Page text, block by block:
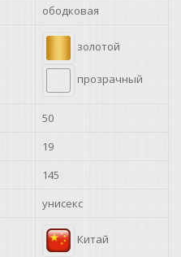
ободковая
золотой
прозрачный
50
19
145
унисекс
Китай